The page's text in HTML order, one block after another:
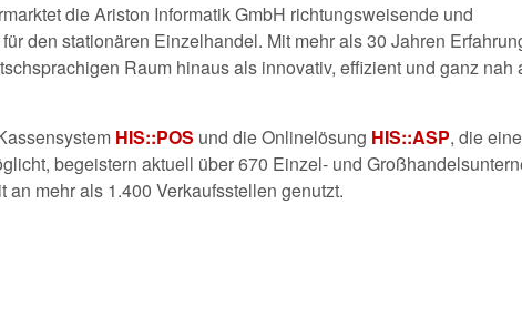
die Ariston Informatik GmbH richtungsweisende und
den stationären Einzelhandel. Mit mehr als 30 Jahren
Raum hinaus als innovativ, effizient und ganz nah
HIS::POS und die Onlinelösung HIS::ASP, die eine
begeistern aktuell über 670 Einzel- und
mehr als 1.400 Verkaufsstellen genutzt.